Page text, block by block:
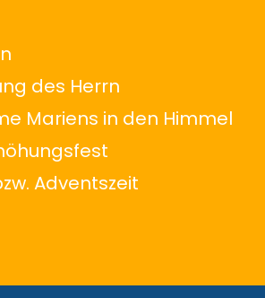
des Herrn
Mariens in den Himmel
Adventszeit